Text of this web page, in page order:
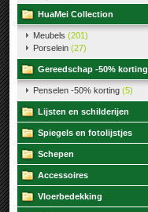
HuaMei Collection
Meubels (201)
Porselein (27)
Gereedschap -50% korting
Penselen -50% korting (5)
Lijsten en schilderijen
Spiegels en fotolijstjes
Schepen
Accessoires
Vloerbedekking